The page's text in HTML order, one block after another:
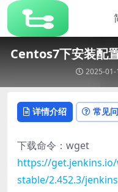
Centos7下安装配
2025-01-
详情介绍 常见
下载命令：wget
https://
stable/2.452.3/